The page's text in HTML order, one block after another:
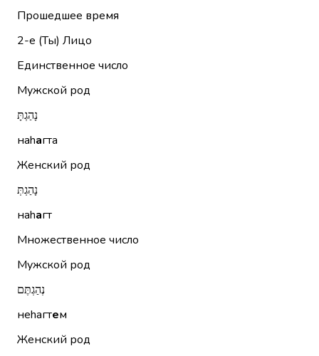
Прошедшее время
2-е (Ты) Лицо
Единственное число
Мужской род
נָהַגְתָּ
наhагта
Женский род
נָהַגְתְּ
наhагт
Множественное число
Мужской род
נְהַגְתֶּם
неhагтем
Женский род